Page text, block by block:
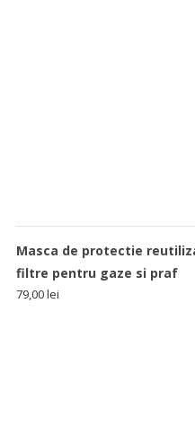
Masca de protectie
filtre pentru gaze si praf
79,00lei